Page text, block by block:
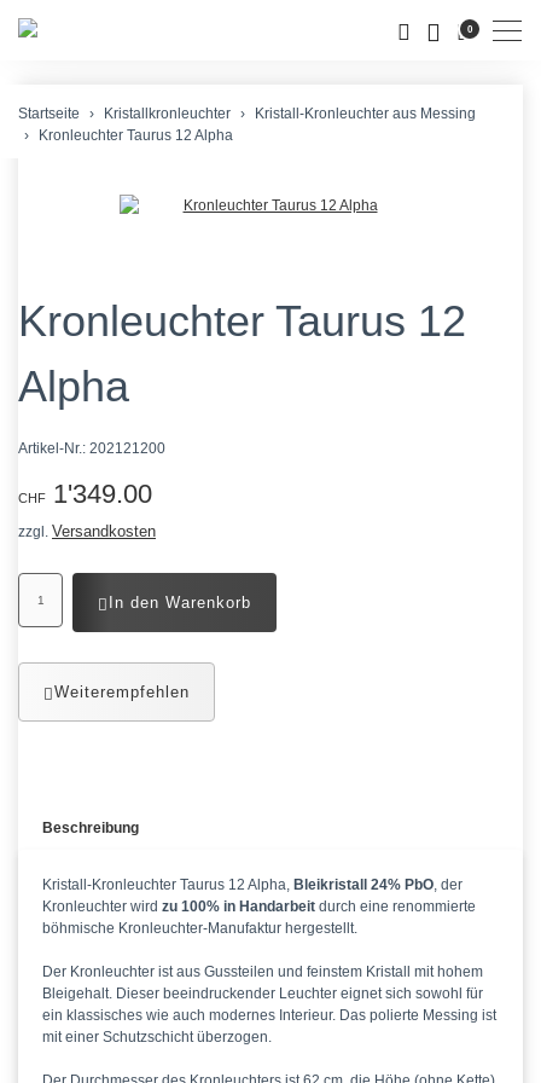
0
Startseite Kristallkronleuchter
Kristall-Kronleuchter aus Messing
Kronleuchter Taurus 12 Alpha
Kronleuchter Taurus 12
Alpha
Artikel-Nr.: 202121200
CHF 1'349.00
zzgl. Versandkosten
In den Warenkorb
Weiterempfehlen
Beschreibung
Kristall-Kronleuchter Taurus 12 Alpha, Bleikristall 24% PbO, der
Kronleuchter wird zu 100% in Handarbeit durch eine renommierte
böhmische Kronleuchter-Manufaktur hergestellt.
Der Kronleuchter ist aus Gussteilen und feinstem Kristall mit hohem
Bleigehalt. Dieser beeindruckender Leuchter eignet sich sowohl für
ein klassisches wie auch modernes Interieur. Das polierte Messing ist
mit einer Schutzschicht überzogen.